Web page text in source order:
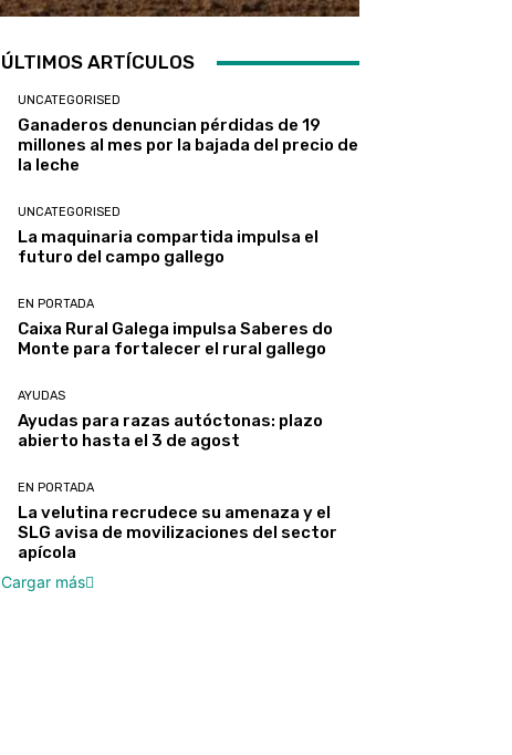
ÚLTIMOS ARTÍCULOS
UNCATEGORISED
Ganaderos denuncian pérdidas de 19
millones al mes por la bajada del precio de
la leche
UNCATEGORISED
La maquinaria compartida impulsa el
futuro del campo gallego
EN PORTADA
Caixa Rural Galega impulsa Saberes do
Monte para fortalecer el rural gallego
AYUDAS
Ayudas para razas autóctonas: plazo
abierto hasta el 3 de agost
EN PORTADA
La velutina recrudece su amenaza y el
SLG avisa de movilizaciones del sector
apícola
Cargar más